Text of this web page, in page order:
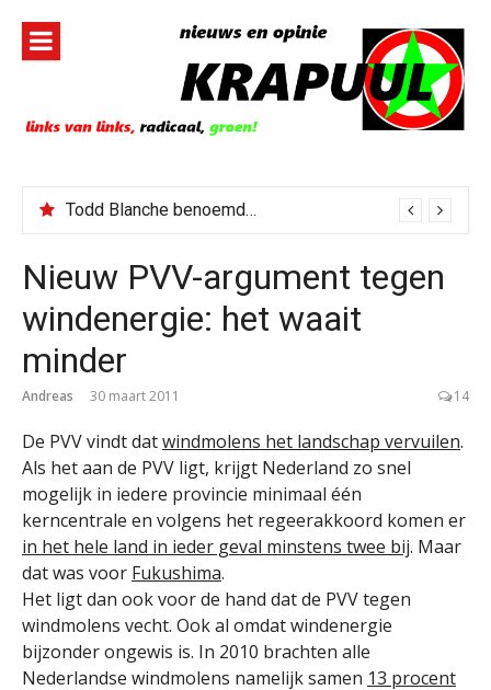
inhoud
Todd Blanche benoemd tot Attorney General
Nieuw PVV-argument tegen
windenergie: het waait
minder
Andreas 30 maart 2011 14
De PVV vindt datwindmolens het landschap vervuilen.
Als het aan de PVV ligt, krijgt Nederland zo snel
mogelijk in iedere provincie minimaal één
kerncentrale en volgens het regeerakkoord komen er
in het hele land in ieder geval minstens twee bij. Maar
dat was voor Fukushima.
Het ligt dan ook voor de hand dat de PVV tegen
windmolens vecht. Ook al omdat windenergie
bijzonder ongewis is. In 2010 brachten alle
Nederlandse windmolens namelijk samen 13 procent